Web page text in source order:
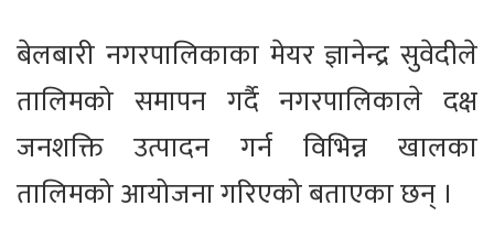
बेलबारी नगरपालिकाका मेयर ज्ञानेन्द्र सुवेदीले
तालिमको समापन गर्दै नगरपालिकाले दक्ष
जनशक्ति उत्पादन गर्न विभिन्न खालका
तालिमको आयोजना गरिएको बताएका छन् ।